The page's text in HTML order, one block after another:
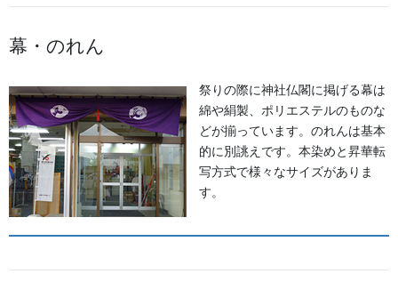
カテゴリー
獅子舞・衣裳・別仕立・小物
前の記事
獅子網の案内です。
2014/07/03
幕・のれん
祭りの際に神社仏閣に掲げる幕は
綿や絹製、ポリエステルのものな
どが揃っています。のれんは基本
的に別誂えです。本染めと昇華転
写方式で様々なサイズがありま
す。